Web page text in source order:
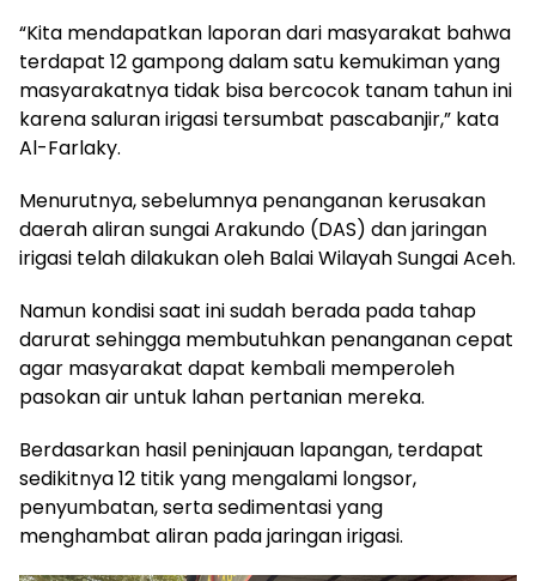
“Kita mendapatkan laporan dari masyarakat bahwa
terdapat 12 gampong dalam satu kemukiman yang
masyarakatnya tidak bisa bercocok tanam tahun ini
karena saluran irigasi tersumbat pascabanjir,” kata
Al-Farlaky.
Menurutnya, sebelumnya penanganan kerusakan
daerah aliran sungai Arakundo (DAS) dan jaringan
irigasi telah dilakukan oleh Balai Wilayah Sungai Aceh.
Namun kondisi saat ini sudah berada pada tahap
darurat sehingga membutuhkan penanganan cepat
agar masyarakat dapat kembali memperoleh
pasokan air untuk lahan pertanian mereka.
Berdasarkan hasil peninjauan lapangan, terdapat
sedikitnya 12 titik yang mengalami longsor,
penyumbatan, serta sedimentasi yang
menghambat aliran pada jaringan irigasi.